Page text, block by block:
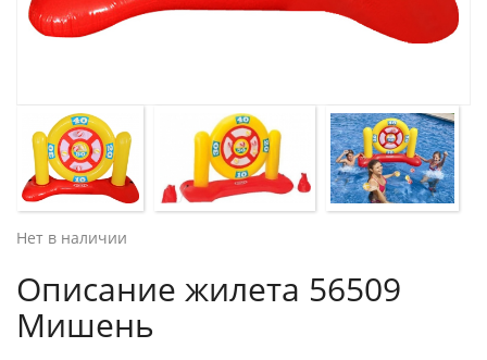
Нет в наличии
Описание жилета 56509
Мишень